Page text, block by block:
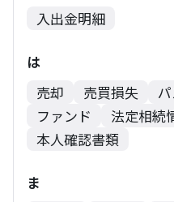
入出金明細
は
売却
売買損失
ファンド
法定相続
本人確認書類
ま